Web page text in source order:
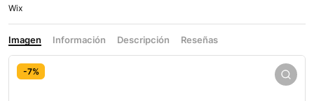
Wix
Imagen Información Descripción Reseñas
-7%